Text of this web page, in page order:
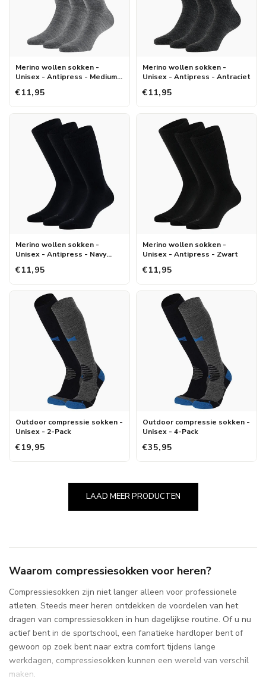
Merino wollen sokken -
Unisex - Antipress - Medium
€11,95
Merino wollen sokken -
Unisex - Antipress - Antraciet
€11,95
Merino wollen sokken -
Unisex - Antipress - Navy
€11,95
Merino wollen sokken -
Unisex - Antipress - Zwart
€11,95
Outdoor compressie sokken -
Unisex - 2-Pack
€19,95
Outdoor compressie sokken -
Unisex - 4-Pack
€35,95
LAAD MEER PRODUCTEN
Waarom compressiesokken voor heren?
Compressiesokken zijn niet langer alleen voor professionele
atleten. Steeds meer heren ontdekken de voordelen van het
dragen van compressiesokken in hun dagelijkse routine. Of u nu
actief bent in de sportschool, een fanatieke hardloper bent of
gewoon op zoek bent naar extra comfort tijdens lange
werkdagen, compressiesokken kunnen een wereld van verschil
maken.